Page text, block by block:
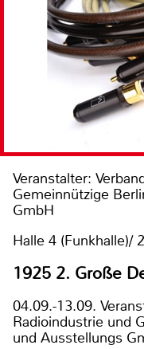
Veranstalter:
Gemeinnützige
GmbH
Halle 4 (Funkhalle)/
1925 2. Große
04.09.-13.09.
Radioindustrie und
und Ausstellungs